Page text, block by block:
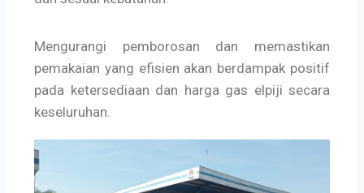
Mengurangi pemborosan dan memastikan
pemakaian yang efisien akan berdampak positif
pada ketersediaan dan harga gas elpiji secara
keseluruhan.